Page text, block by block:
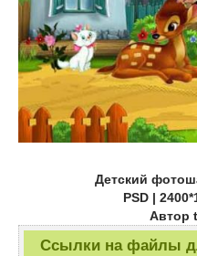
Детский
PSD |
Автор
Ссылки на файлы